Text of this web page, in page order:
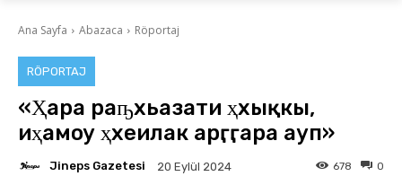
Ana Sayfa Abazaca Röportaj
RÖPORTAJ
«Ҳара раҧхьазатәи ҳхықәкы,
иҳамоу ҳхеилак арӷәӷәара ауп»
Jineps Gazetesi 20 Eylül 2024 0
678